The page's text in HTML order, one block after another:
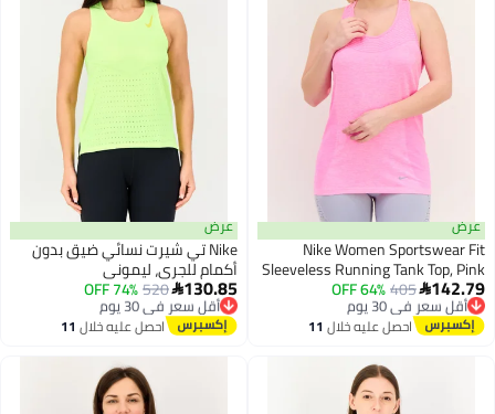
Nike Women
Sleeveless Running Tank

405
64% OFFفي 30 يوم
مجاني
في 30 يوم
احصل عليه خلال11
اغسطس
عرض
Nike تي شيرت نسائي ضيق بدون
أكمام للجري، ليموني

520
74% OFFأقل سعر في 30 يوم
توصيل مجاني
أقل سعر في 30 يوماحصل عليه خلال11
اغسطس